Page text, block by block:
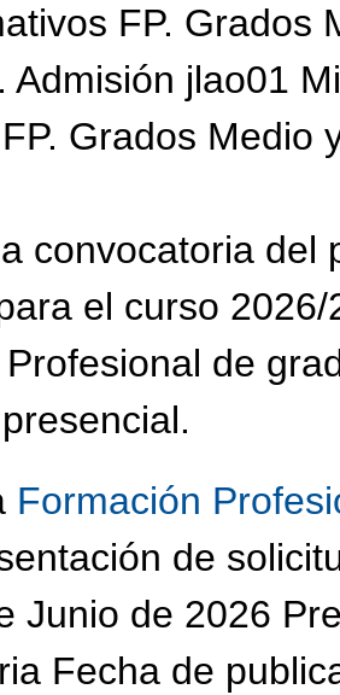
FP. Grados
Admisión jlao01
Grados Medio
convocatoria del
el curso
de
Formación
de
Junio de 2026
Fecha de